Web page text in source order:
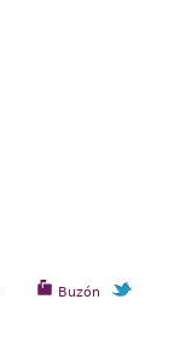
Buzón